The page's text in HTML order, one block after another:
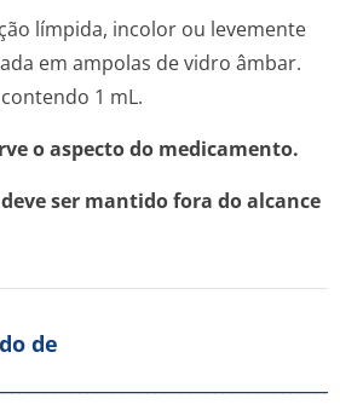
límpida, incolor ou levemente
em ampolas de vidro âmbar.
1 mL.
o aspecto do medicamento.
ser mantido fora do alcance
de